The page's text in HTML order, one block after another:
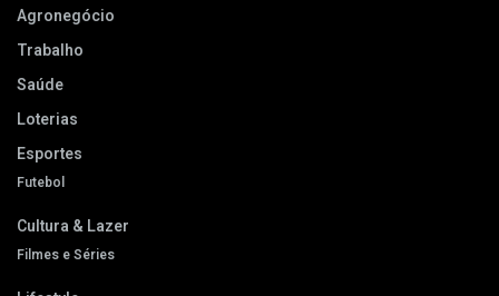
Agronegócio
Trabalho
Saúde
Loterias
Esportes
Futebol
Cultura & Lazer
Filmes e Séries